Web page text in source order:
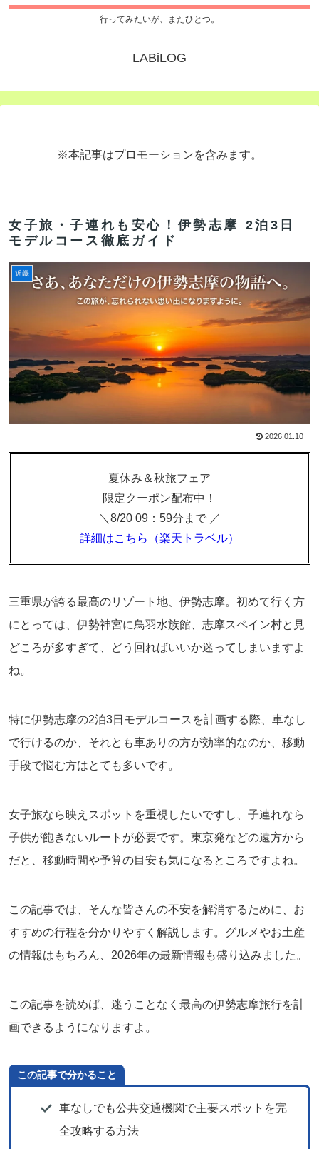
行ってみたいが、またひとつ。
LABiLOG
※本記事はプロモーションを含みます。
女子旅・子連れも安心！伊勢志摩 2泊3日
モデルコース徹底ガイド
近畿
2026.01.10
夏休み＆秋旅フェア
限定クーポン配布中！
＼8/20 09：59分まで ／
詳細はこちら（楽天トラベル）
三重県が誇る最高のリゾート地、伊勢志摩。初めて行く方
にとっては、伊勢神宮に鳥羽水族館、志摩スペイン村と見
どころが多すぎて、どう回ればいいか迷ってしまいますよ
ね。
特に伊勢志摩の2泊3日モデルコースを計画する際、車なし
で行けるのか、それとも車ありの方が効率的なのか、移動
手段で悩む方はとても多いです。
女子旅なら映えスポットを重視したいですし、子連れなら
子供が飽きないルートが必要です。東京発などの遠方から
だと、移動時間や予算の目安も気になるところですよね。
この記事では、そんな皆さんの不安を解消するために、お
すすめの行程を分かりやすく解説します。グルメやお土産
の情報はもちろん、2026年の最新情報も盛り込みました。
この記事を読めば、迷うことなく最高の伊勢志摩旅行を計
画できるようになりますよ。
この記事で分かること
車なしでも公共交通機関で主要スポットを完
全攻略する方法